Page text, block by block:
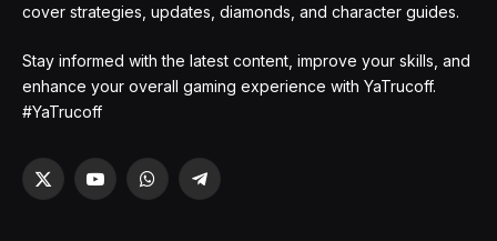
cover strategies, updates, diamonds, and character guides.
Stay informed with the latest content, improve your skills, and
enhance your overall gaming experience with YaTrucoff.
#YaTrucoff
X
YouTubeWhatsAppTelegram